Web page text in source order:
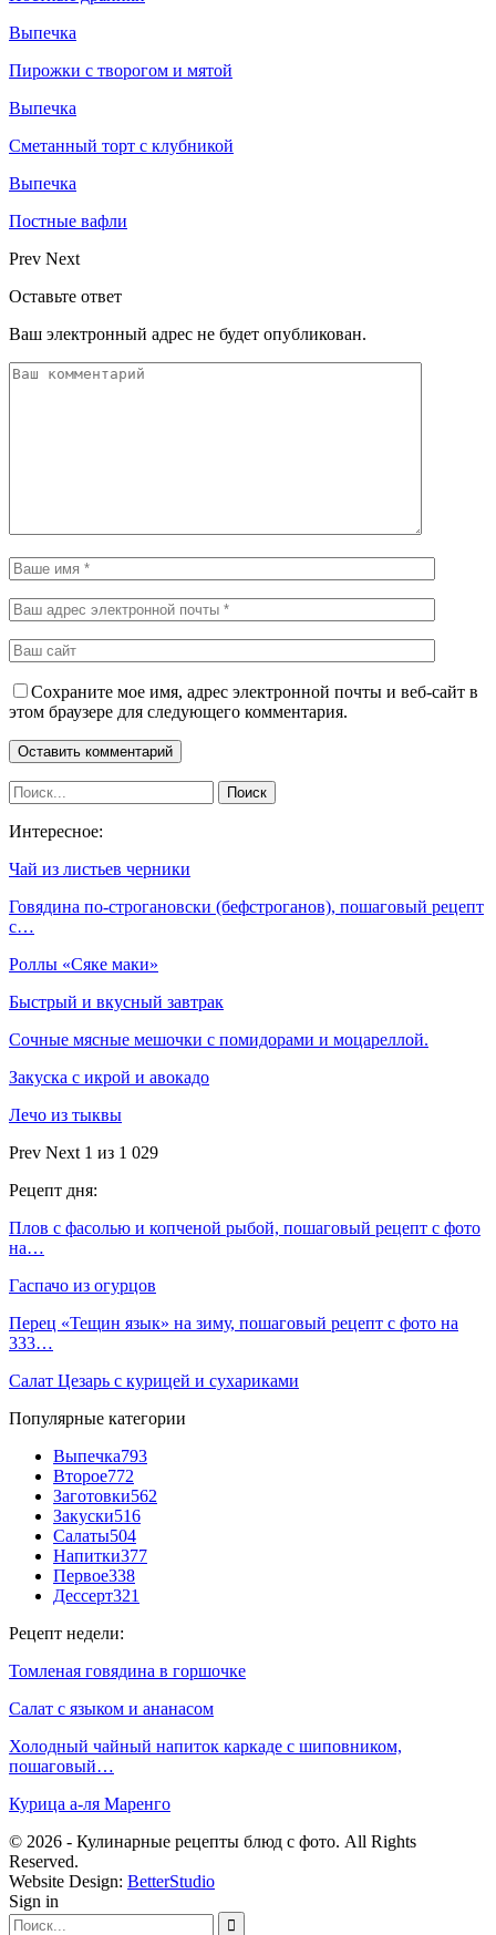
Выпечка
Пирожки с творогом и мятой
Выпечка
Сметанный торт с клубникой
Выпечка
Постные вафли
Prev Next
Оставьте ответ
Ваш электронный адрес не будет опубликован.
Сохраните мое имя, адрес электронной почты и веб-сайт в
этом браузере для следующего комментария.
Интересное:
Чай из листьев черники
Говядина по-строгановски (бефстроганов), пошаговый рецепт
с…
Роллы «Сяке маки»
Быстрый и вкусный завтрак
Сочные мясные мешочки с помидорами и моцареллой.
Закуска с икрой и авокадо
Лечо из тыквы
Prev Next 1 из 1 029
Рецепт дня:
Плов с фасолью и копченой рыбой, пошаговый рецепт с фото
на…
Гаспачо из огурцов
Перец «Тещин язык» на зиму, пошаговый рецепт с фото на
333…
Салат Цезарь с курицей и сухариками
Популярные категории
Выпечка793
Второе772
Заготовки562
Закуски516
Салаты504
Напитки377
Первое338
Дессерт321
Рецепт недели:
Томленая говядина в горшочке
Салат с языком и ананасом
Холодный чайный напиток каркаде с шиповником,
пошаговый…
Курица а-ля Маренго
© 2026 - Кулинарные рецепты блюд с фото. All Rights
Reserved.
Website Design: BetterStudio
Sign in